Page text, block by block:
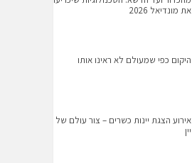
את מונדיאל 2026
היקום כפי שמעולם לא ראינו אותו
אירוע הצגת יינות כשרים – צור עולם של
יין